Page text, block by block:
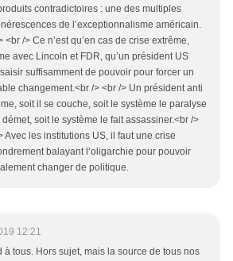
contradictoires : une des multiples
de l’exceptionnalisme américain.
<br /> Ce n’est qu’en cas de crise extrême,
avec Lincoln et FDR, qu’un président US
suffisamment de pouvoir pour forcer un
changement.<br /> <br /> Un président anti
soit il se couche, soit le système le paralyse
soit le système le fait assassiner.<br />
Avec les institutions US, il faut une crise
balayant l’oligarchie pour pouvoir
changer de politique.
12:21
à tous. Hors sujet, mais la source de tous nos